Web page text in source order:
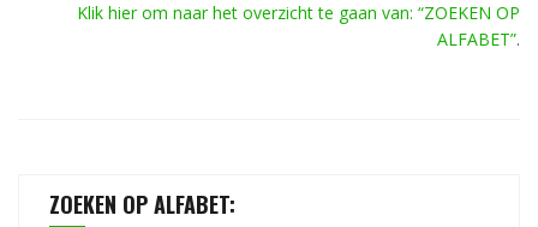
Klik hier om naar het overzicht te gaan van: “ZOEKEN OP
ALFABET”.
ZOEKEN OP ALFABET: